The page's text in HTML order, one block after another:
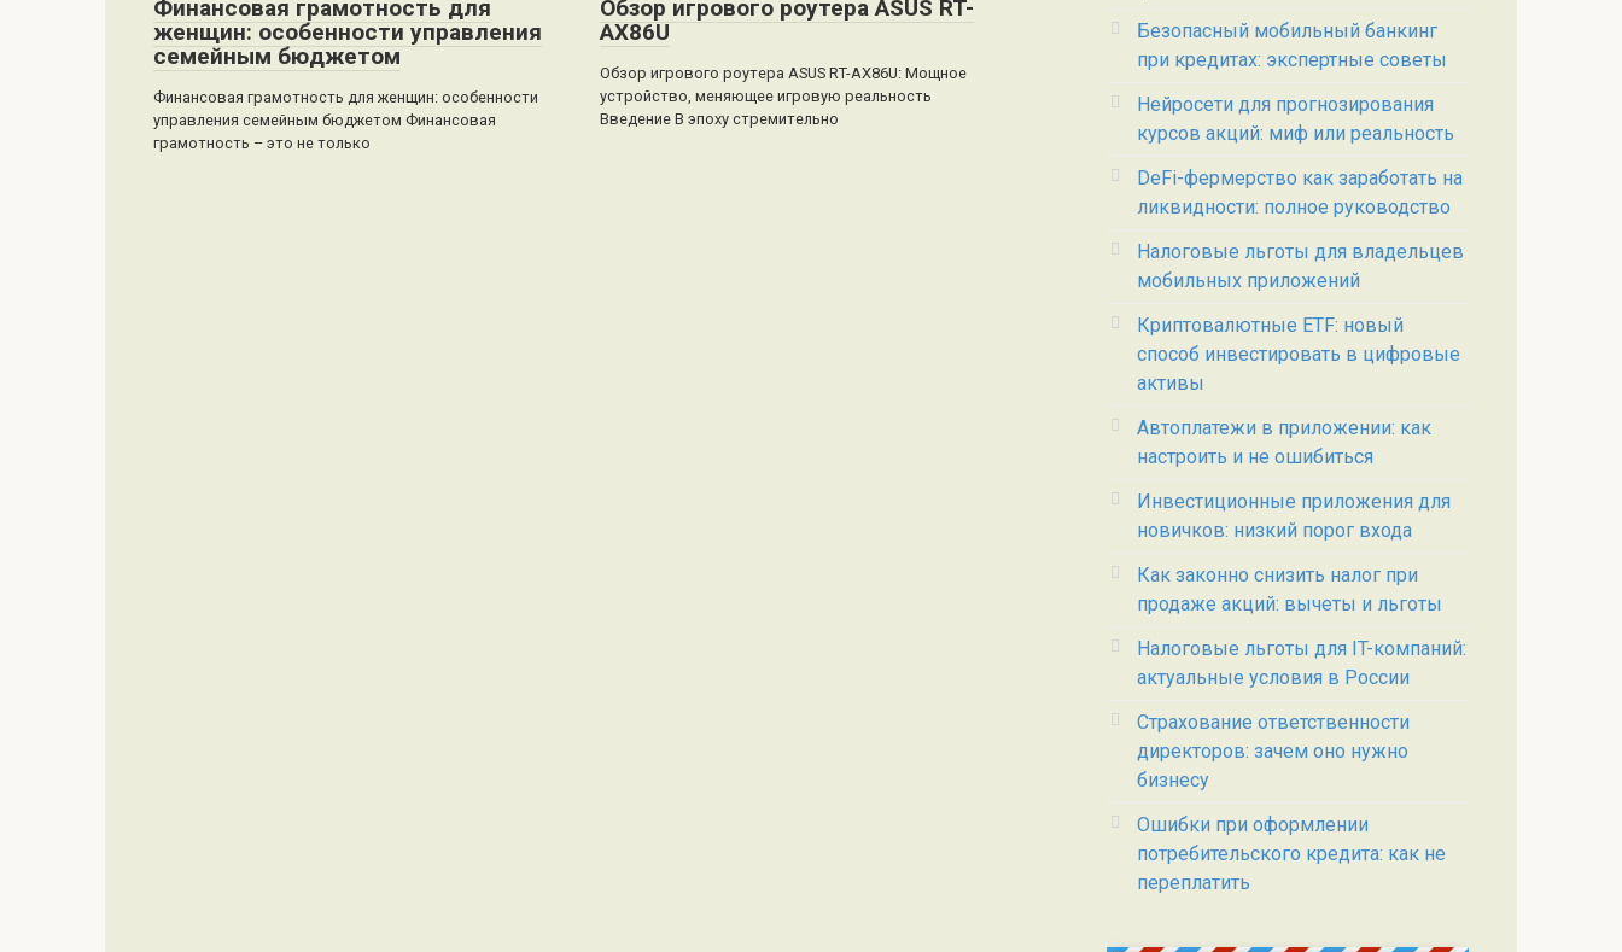
Финансовая грамотность для
женщин: особенности управления
семейным бюджетом
Финансовая грамотность для женщин: особенности
управления семейным бюджетом Финансовая
грамотность – это не только
Обзор игрового роутера ASUS RT-
AX86U
Обзор игрового роутера ASUS RT-AX86U: Мощное
устройство, меняющее игровую реальность
Введение В эпоху стремительно
Безопасный мобильный банкинг
при кредитах: экспертные советы
Нейросети для прогнозирования
курсов акций: миф или реальность
DeFi-фермерство как заработать на
ликвидности: полное руководство
Налоговые льготы для владельцев
мобильных приложений
Криптовалютные ETF: новый
способ инвестировать в цифровые
активы
Автоплатежи в приложении: как
настроить и не ошибиться
Инвестиционные приложения для
новичков: низкий порог входа
Как законно снизить налог при
продаже акций: вычеты и льготы
Налоговые льготы для IT-компаний:
актуальные условия в России
Страхование ответственности
директоров: зачем оно нужно
бизнесу
Ошибки при оформлении
потребительского кредита: как не
переплатить